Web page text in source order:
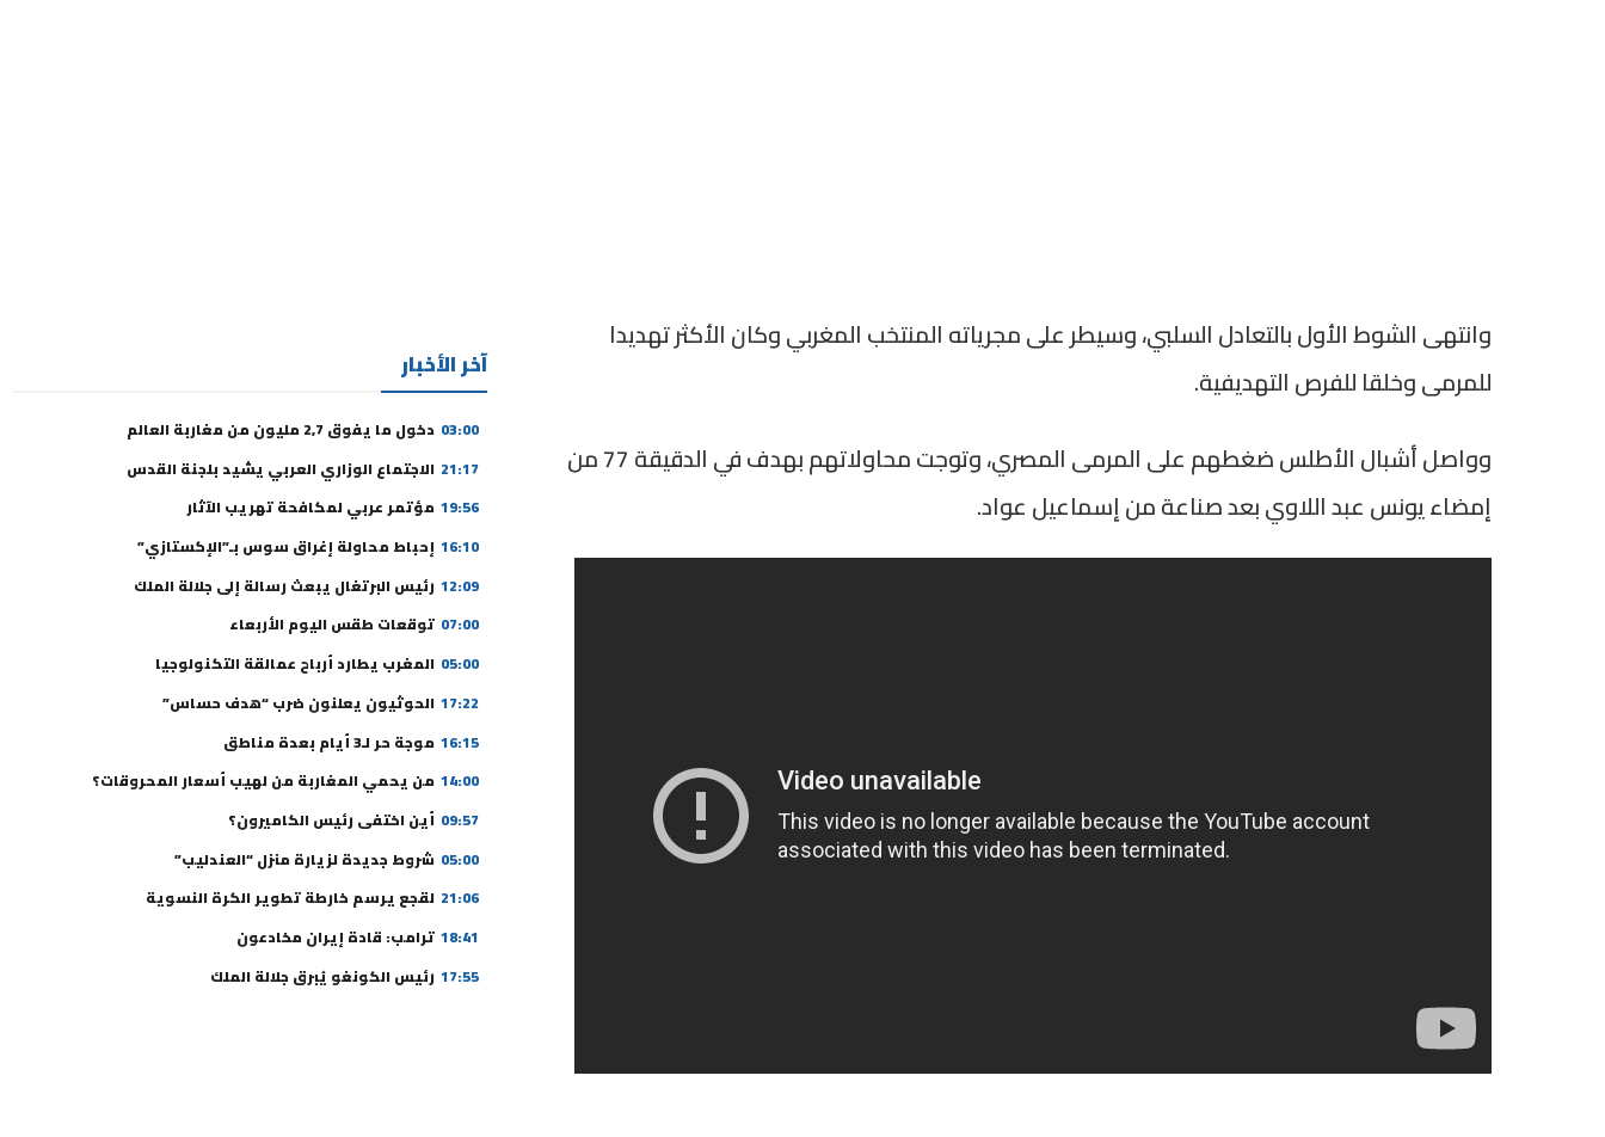
وانتهى الشوط الأول بالتعادل السلبي، وسيطر على مجرياته المنتخب المغربي وكان الأكثر تهديدا
للمرمى وخلقا للفرص التهديفية.
وواصل أشبال الأطلس ضغطهم على المرمى المصري، وتوجت محاولاتهم بهدف في الدقيقة 77 من
إمضاء يونس عبد اللاوي بعد صناعة من إسماعيل عواد.
آخر الأخبار
03:00 دخول ما يفوق 2,7 مليون من مغاربة العالم
21:17 الاجتماع الوزاري العربي يشيد بلجنة القدس
19:56 مؤتمر عربي لمكافحة تهريب الآثار
16:10 إحباط محاولة إغراق سوس بـ”الإكستازي”
12:09 رئيس البرتغال يبعث رسالة إلى جلالة الملك
07:00 توقعات طقس اليوم الأربعاء
05:00 المغرب يطارد أرباح عمالقة التكنولوجيا
17:22 الحوثيون يعلنون ضرب “هدف حساس”
16:15 موجة حر لـ3 أيام بعدة مناطق
14:00 من يحمي المغاربة من لهيب أسعار المحروقات؟
09:57 أين اختفى رئيس الكاميرون؟
05:00 شروط جديدة لزيارة منزل “العندليب”
21:06 لقجع يرسم خارطة تطوير الكرة النسوية
18:41 ترامب: قادة إيران مخادعون
17:55 رئيس الكونغو يُبرق جلالة الملك